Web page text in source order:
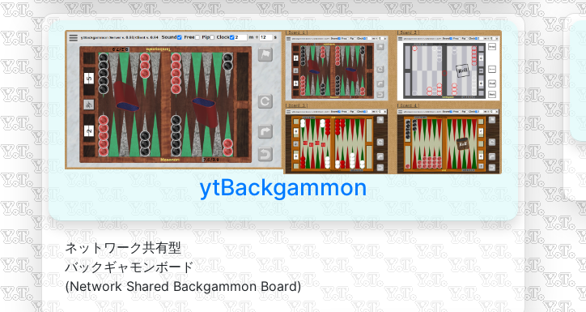
ytBackgammon
ネットワーク共有型
バックギャモンボード
(Network Shared Backgammon Board)